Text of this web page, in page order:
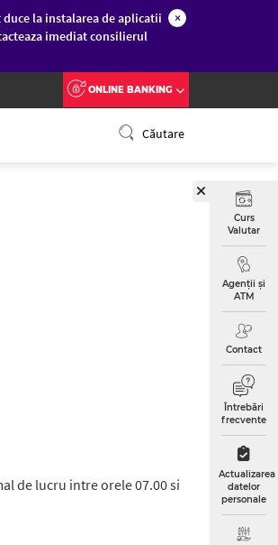
la instalarea de aplicatii
imediat consilierul
×
ONLINE BANKING
Căutare
Curs
Valutar
Agenții și
ATM
Contact
Întrebări
frecvente
Actualizarea
datelor
personale
de lucru intre orele 07.00 si